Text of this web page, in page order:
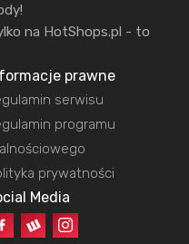
na HotShops.pl - to
prawne
serwisu
programu
prywatności
Media